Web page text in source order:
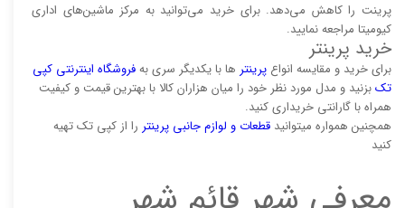
پرینت را کاهش می‌دهد. برای خرید می‌توانید به مرکز ماشین‌های اداری
کیومیتا مراجعه نمایید.
خرید پرینتر
برای خرید و مقایسه انواع پرینتر‌ ها با یکدیگر سری بهفروشگاه اینترنتی کپی
تکبزنید و مدل مورد نظر خود را میان هزاران کالا با بهترین قیمت و کیفیت
همراه با گارانتی خریداری کنید.
همچنین همواره میتوانید قطعات و لوازم جانبی پرینتر را از کپی تک تهیه
کنید